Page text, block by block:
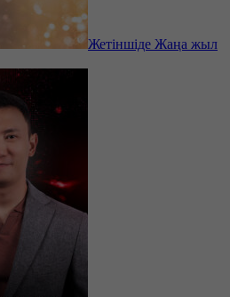
Жетіншіде Жаңа жыл